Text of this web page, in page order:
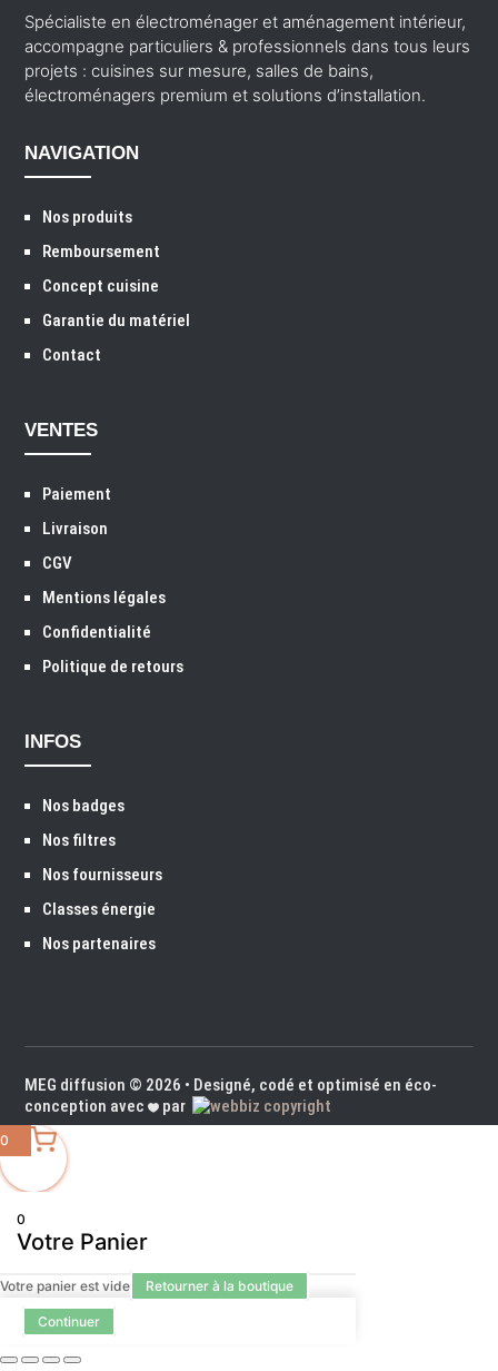
Spécialiste en électroménager et aménagement intérieur,
accompagne particuliers & professionnels dans tous leurs
projets : cuisines sur mesure, salles de bains,
électroménagers premium et solutions d’installation.
NAVIGATION
Nos produits
Remboursement
Concept cuisine
Garantie du matériel
Contact
VENTES
Paiement
Livraison
CGV
Mentions légales
Confidentialité
Politique de retours
INFOS
Nos badges
Nos filtres
Nos fournisseurs
Classes énergie
Nos partenaires
MEG diffusion © 2026 • Designé, codé et optimisé en éco-
conception avec
par
0
0
Votre Panier
Votre panier est vide Retourner à la boutique
Continuer